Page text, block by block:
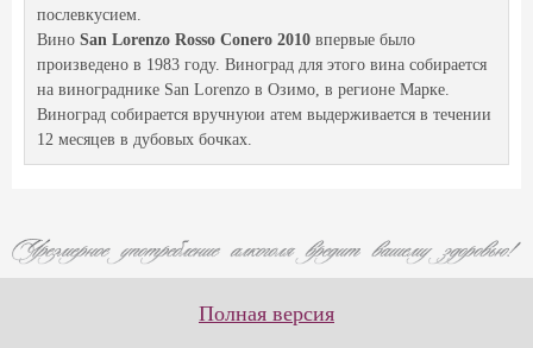
послевкусием.
Вино San Lorenzo Rosso Conero 2010 впервые было
произведено в 1983 году. Виноград для этого вина собирается
на винограднике San Lorenzo в Озимо, в регионе Марке.
Виноград собирается вручнуюи атем выдерживается в течении
12 месяцев в дубовых бочках.
Полная версия